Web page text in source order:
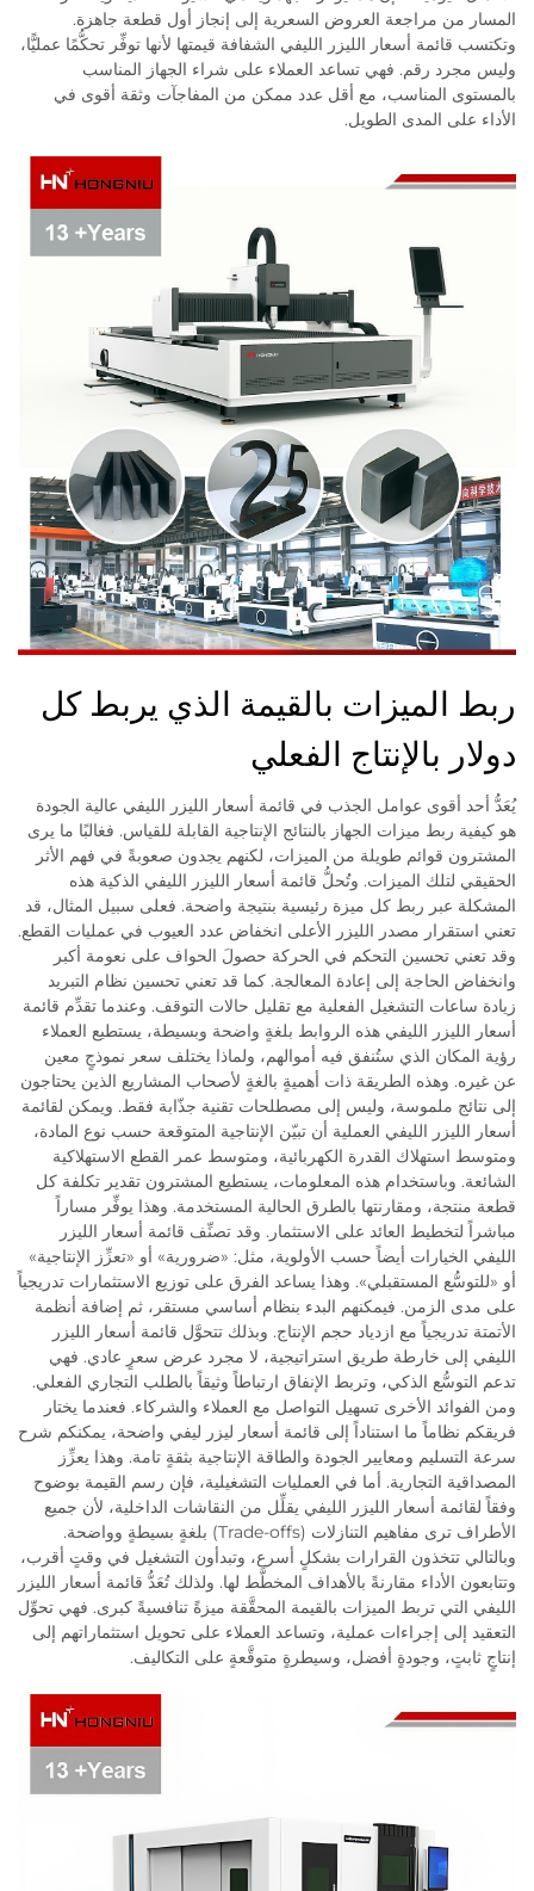
المسار من مراجعة العروض السعرية إلى إنجاز أول قطعة جاهزة.
وتكتسب قائمة أسعار الليزر الليفي الشفافة قيمتها لأنها توفِّر تحكُّمًا عمليًّا،
وليس مجرد رقم. فهي تساعد العملاء على شراء الجهاز المناسب
بالمستوى المناسب، مع أقل عدد ممكن من المفاجآت وثقة أقوى في
الأداء على المدى الطويل.
ربط الميزات بالقيمة الذي يربط كل
دولار بالإنتاج الفعلي
يُعَدُّ أحد أقوى عوامل الجذب في قائمة أسعار الليزر الليفي عالية الجودة
هو كيفية ربط ميزات الجهاز بالنتائج الإنتاجية القابلة للقياس. فغالبًا ما يرى
المشترون قوائم طويلة من الميزات، لكنهم يجدون صعوبةً في فهم الأثر
الحقيقي لتلك الميزات. وتُحلُّ قائمة أسعار الليزر الليفي الذكية هذه
المشكلة عبر ربط كل ميزة رئيسية بنتيجة واضحة. فعلى سبيل المثال، قد
تعني استقرار مصدر الليزر الأعلى انخفاض عدد العيوب في عمليات القطع.
وقد تعني تحسين التحكم في الحركة حصولَ الحواف على نعومة أكبر
وانخفاض الحاجة إلى إعادة المعالجة. كما قد تعني تحسين نظام التبريد
زيادة ساعات التشغيل الفعلية مع تقليل حالات التوقف. وعندما تقدِّم قائمة
أسعار الليزر الليفي هذه الروابط بلغةٍ واضحة وبسيطة، يستطيع العملاء
رؤية المكان الذي ستُنفق فيه أموالهم، ولماذا يختلف سعر نموذجٍ معين
عن غيره. وهذه الطريقة ذات أهميةٍ بالغةٍ لأصحاب المشاريع الذين يحتاجون
إلى نتائج ملموسة، وليس إلى مصطلحات تقنية جذّابة فقط. ويمكن لقائمة
أسعار الليزر الليفي العملية أن تبيّن الإنتاجية المتوقعة حسب نوع المادة،
ومتوسط استهلاك القدرة الكهربائية، ومتوسط عمر القطع الاستهلاكية
الشائعة. وباستخدام هذه المعلومات، يستطيع المشترون تقدير تكلفة كل
قطعة منتجة، ومقارنتها بالطرق الحالية المستخدمة. وهذا يوفِّر مساراً
مباشراً لتخطيط العائد على الاستثمار. وقد تصنِّف قائمة أسعار الليزر
الليفي الخيارات أيضاً حسب الأولوية، مثل: «ضرورية» أو «تعزِّز الإنتاجية»
أو «للتوسُّع المستقبلي». وهذا يساعد الفرق على توزيع الاستثمارات تدريجياً
على مدى الزمن. فيمكنهم البدء بنظام أساسي مستقر، ثم إضافة أنظمة
الأتمتة تدريجياً مع ازدياد حجم الإنتاج. وبذلك تتحوَّل قائمة أسعار الليزر
الليفي إلى خارطة طريق استراتيجية، لا مجرد عرض سعرٍ عادي. فهي
تدعم التوسُّع الذكي، وتربط الإنفاق ارتباطاً وثيقاً بالطلب التجاري الفعلي.
ومن الفوائد الأخرى تسهيل التواصل مع العملاء والشركاء. فعندما يختار
فريقكم نظاماً ما استناداً إلى قائمة أسعار ليزر ليفي واضحة، يمكنكم شرح
سرعة التسليم ومعايير الجودة والطاقة الإنتاجية بثقةٍ تامة. وهذا يعزِّز
المصداقية التجارية. أما في العمليات التشغيلية، فإن رسم القيمة بوضوح
وفقاً لقائمة أسعار الليزر الليفي يقلِّل من النقاشات الداخلية، لأن جميع
الأطراف ترى مفاهيم التنازلات (Trade-offs) بلغةٍ بسيطةٍ وواضحة.
وبالتالي تتخذون القرارات بشكلٍ أسرع، وتبدأون التشغيل في وقتٍ أقرب،
وتتابعون الأداء مقارنةً بالأهداف المخطَّط لها. ولذلك تُعَدُّ قائمة أسعار الليزر
الليفي التي تربط الميزات بالقيمة المحقَّقة ميزةً تنافسيةً كبرى. فهي تحوِّل
التعقيد إلى إجراءات عملية، وتساعد العملاء على تحويل استثماراتهم إلى
إنتاجٍ ثابتٍ، وجودةٍ أفضل، وسيطرةٍ متوقَّعةٍ على التكاليف.